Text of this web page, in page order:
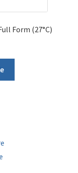
Form (27°C)